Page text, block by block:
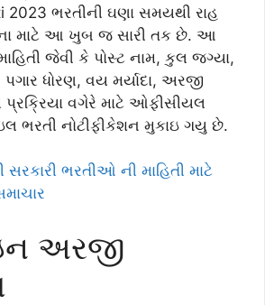
2023 ભરતીની ઘણા સમયથી રાહ
માટે આ ખુબ જ સારી તક છે. આ
જેવી કે પોસ્ટ નામ, કુલ જગ્યા,
ધોરણ, વય મર્યાદા, અરજી
પ્રક્રિયા વગેરે માટે ઓફીસીયલ
ભરતી નોટીફીકેશન મુકાઇ ગયુ છે.
સરકારી ભરતીઓ ની માહિતી માટે
અરજી